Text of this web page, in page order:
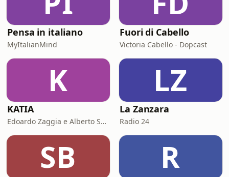
Pensa in italiano
MyItalianMind
Fuori di Cabello
Victoria Cabello - Dopcast
K
KATIA
Edoardo Zaggia e Alberto Sacco
LZ
La Zanzara
Radio 24
SB R